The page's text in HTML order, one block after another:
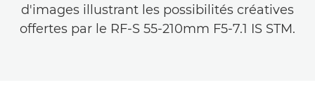
d'images illustrant les possibilités créatives
offertes par le RF-S 55-210mm F5-7.1 IS STM.